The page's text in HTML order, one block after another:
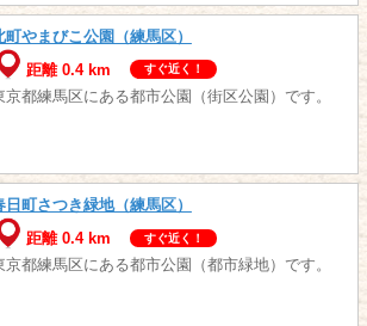
町やまびこ公園（練馬区）
距離 0.4 km
すぐ近く！
京都練馬区にある都市公園（街区公園）です。
日町さつき緑地（練馬区）
距離 0.4 km
すぐ近く！
京都練馬区にある都市公園（都市緑地）です。